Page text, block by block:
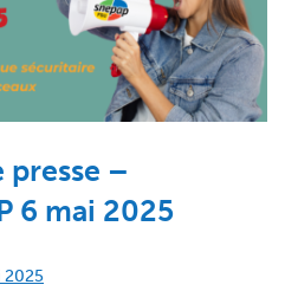
–
6 mai 2025
2025